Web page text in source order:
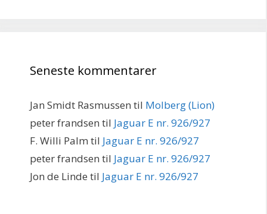
Seneste kommentarer
Jan Smidt Rasmussen til Molberg (Lion)
peter frandsen til Jaguar E nr. 926/927
F. Willi Palm til Jaguar E nr. 926/927
peter frandsen til Jaguar E nr. 926/927
Jon de Linde til Jaguar E nr. 926/927